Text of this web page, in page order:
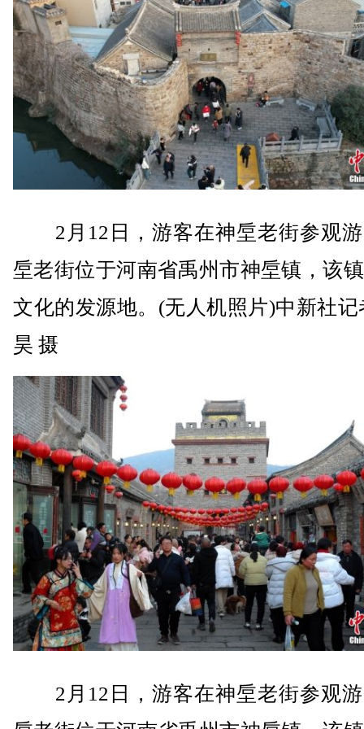
2月12日，游客在神垕老街参观游
垕老街位于河南省禹州市神垕镇，该
文化的发源地。(无人机照片)中新社记
昊 摄
2月12日，游客在神垕老街参观游